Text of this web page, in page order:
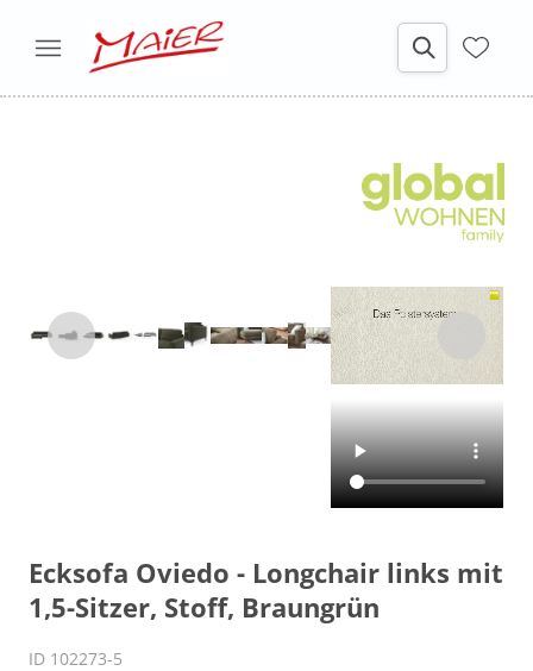
Ecksofa Oviedo - Longchair links mit
1,5-Sitzer, Stoff, Braungrün
ID 102273-5